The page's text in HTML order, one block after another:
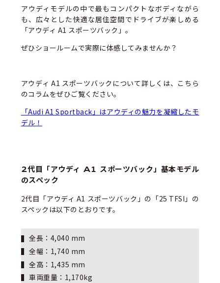
アウディモデルの中で最もコンパクトなボディながら
も、広々とした快適な居住空間でドライブが楽しめる
「アウディ A1 スポーツバック」。
ぜひショールームで実際に体感してみませんか？
アウディ A1 スポーツバックについて詳しくは、こちら
のコラムをぜひご覧ください。
「Audi A1 Sportback」はアウディの魅力を凝縮したモ
デル！
2代目「アウディ A1 スポーツバック」基本モデル
のスペック
2代目「アウディ A1 スポーツバック」の「25 TFSI」の
スペックは以下のとおりです。
全長：4,040 mm
全幅：1,740 mm
全高：1,435 mm
車両重量：1,170kg